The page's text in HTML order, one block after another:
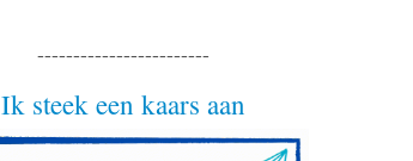
------------------------
Ik steek een kaars aan